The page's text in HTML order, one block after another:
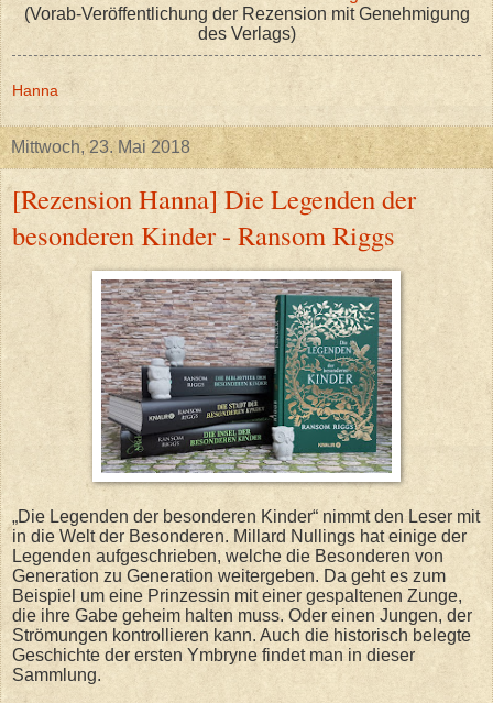
(Vorab-Veröffentlichung der Rezension mit Genehmigung
des Verlags)
Hanna
Mittwoch, 23. Mai 2018
[Rezension Hanna] Die Legenden der
besonderen Kinder - Ransom Riggs
„Die Legenden der besonderen Kinder“ nimmt den Leser mit
in die Welt der Besonderen. Millard Nullings hat einige der
Legenden aufgeschrieben, welche die Besonderen von
Generation zu Generation weitergeben. Da geht es zum
Beispiel um eine Prinzessin mit einer gespaltenen Zunge,
die ihre Gabe geheim halten muss. Oder einen Jungen, der
Strömungen kontrollieren kann. Auch die historisch belegte
Geschichte der ersten Ymbryne findet man in dieser
Sammlung.